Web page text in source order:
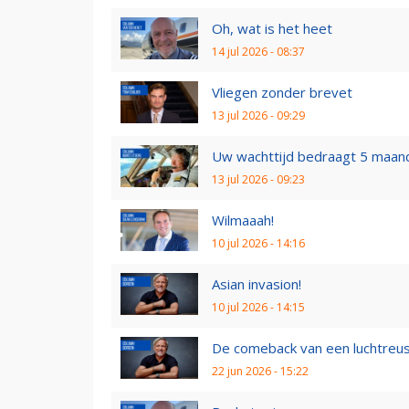
Oh, wat is het heet
14 jul 2026 - 08:37
Vliegen zonder brevet
13 jul 2026 - 09:29
Uw wachttijd bedraagt 5
13 jul 2026 - 09:23
Wilmaaah!
10 jul 2026 - 14:16
Asian invasion!
10 jul 2026 - 14:15
De comeback van een luchtreus
22 jun 2026 - 15:22